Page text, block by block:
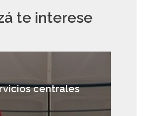
te interese
centrales